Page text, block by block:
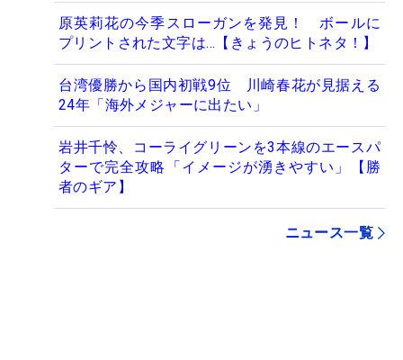
原英莉花の今季スローガンを発見！ ボールに
プリントされた文字は…【きょうのヒトネタ！】
台湾優勝から国内初戦9位 川崎春花が見据える
24年「海外メジャーに出たい」
岩井千怜、コーライグリーンを3本線のエースパ
ターで完全攻略「イメージが湧きやすい」【勝
者のギア】
ニュース一覧